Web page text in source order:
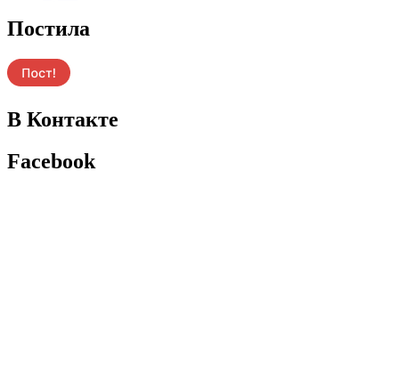
Постила
В Контакте
Facebook